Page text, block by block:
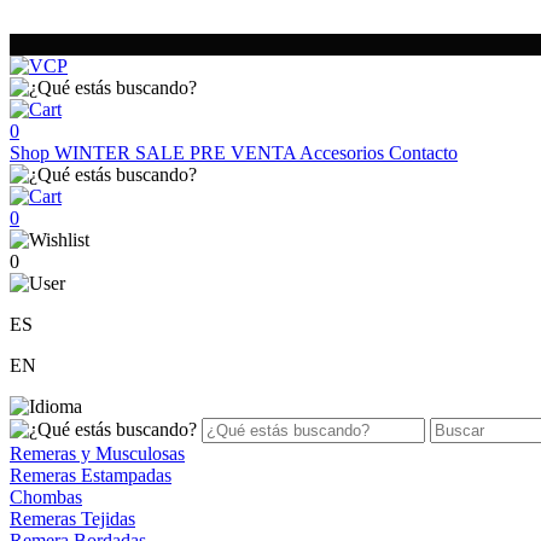
0
Shop WINTER SALE PRE VENTA Accesorios Contacto
0
0
ES
EN
Remeras y Musculosas
Remeras Estampadas
Chombas
Remeras Tejidas